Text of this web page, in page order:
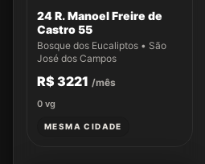
24 R. Manoel Freire de
Castro 55
Bosque dos Eucaliptos • São
José dos Campos
R$ 3221 /mês
0 vg
MESMA CIDADE